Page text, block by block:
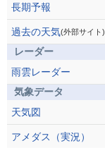
長期予報
過去の天気(外部サイト)
レーダー
雨雲レーダー
気象データ
天気図
アメダス（実況）